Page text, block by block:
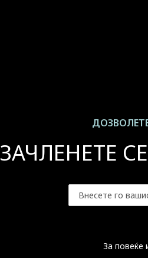
ЗАЧЛЕНЕТЕ
За повеќе